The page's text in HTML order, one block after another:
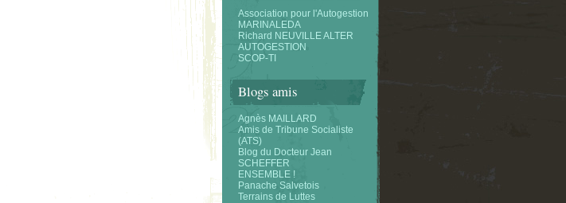
Association pour l'Autogestion
MARINALEDA
Richard NEUVILLE ALTER
AUTOGESTION
SCOP-TI
Blogs amis
Agnès MAILLARD
Amis de Tribune Socialiste
(ATS)
Blog du Docteur Jean
SCHEFFER
ENSEMBLE !
Panache Salvetois
Terrains de Luttes